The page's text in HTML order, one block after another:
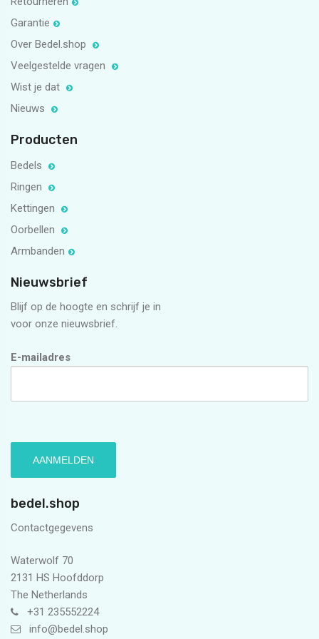
Garantie
Over Bedel.shop
Veelgestelde vragen
Wist je dat
Nieuws
Producten
Bedels
Ringen
Kettingen
Oorbellen
Armbanden
Nieuwsbrief
Blijf op de hoogte en schrijf je in
voor onze nieuwsbrief.
E-mailadres
bedel.shop
Contactgegevens
Waterwolf 70
2131 HS Hoofddorp
The Netherlands
+31 235552224
info@bedel.shop